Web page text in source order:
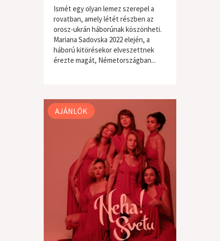
Ismét egy olyan lemez szerepel a
rovatban, amely létét részben az
orosz-ukrán háborúnak köszönheti.
Mariana Sadovska 2022 elején, a
háború kitörésekor elveszettnek
érezte magát, Németországban...
világzene / folk
AJÁNLÓK